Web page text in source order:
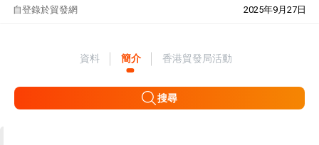
自 2025年9月27日
登錄於貿發網
資料 簡介 香港貿發局活動
搜尋